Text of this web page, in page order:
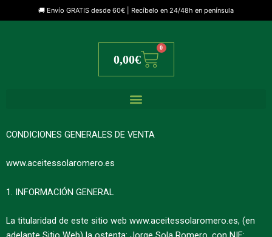
🚚 Envío GRATIS desde 60€ | Recíbelo en 24/48h en península
0,00€
0
Cart
CONDICIONES GENERALES DE VENTA
www.aceitessolaromero.es
1. INFORMACIÓN GENERAL
La titularidad de este sitio web www.aceitessolaromero.es, (en